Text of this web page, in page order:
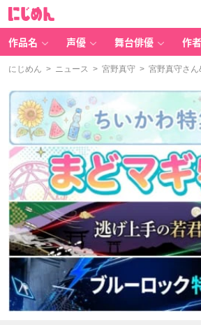
作品名 声優 舞台俳優 作
にじめん > ニュース > 宮野真守 > 宮野真守さん